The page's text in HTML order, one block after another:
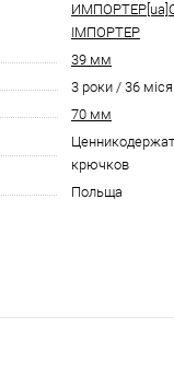
ІМПОРТЕР
39 мм
3 роки / 36
70 мм
крючков
Польща